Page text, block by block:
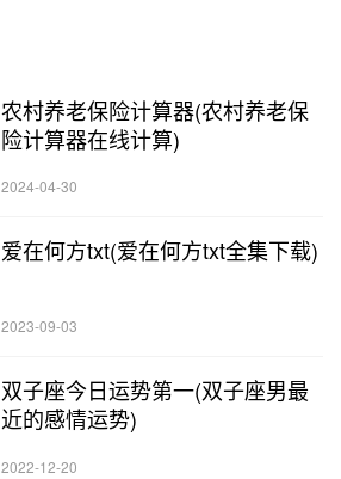
农村养老保险计算器(农村养老保
险计算器在线计算)
2024-04-30
爱在何方txt(爱在何方txt全集下载)
2023-09-03
双子座今日运势第一(双子座男最
近的感情运势)
2022-12-20